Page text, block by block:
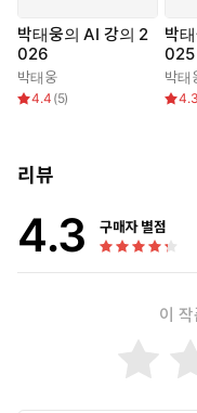
박태웅의 AI 강의 2
026
박태웅
4.4 (5)
박
025
박태
4.3
리뷰
4.3 구매자 별점
이